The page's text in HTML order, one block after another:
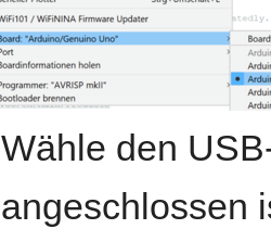
Wähle den
angeschlossen